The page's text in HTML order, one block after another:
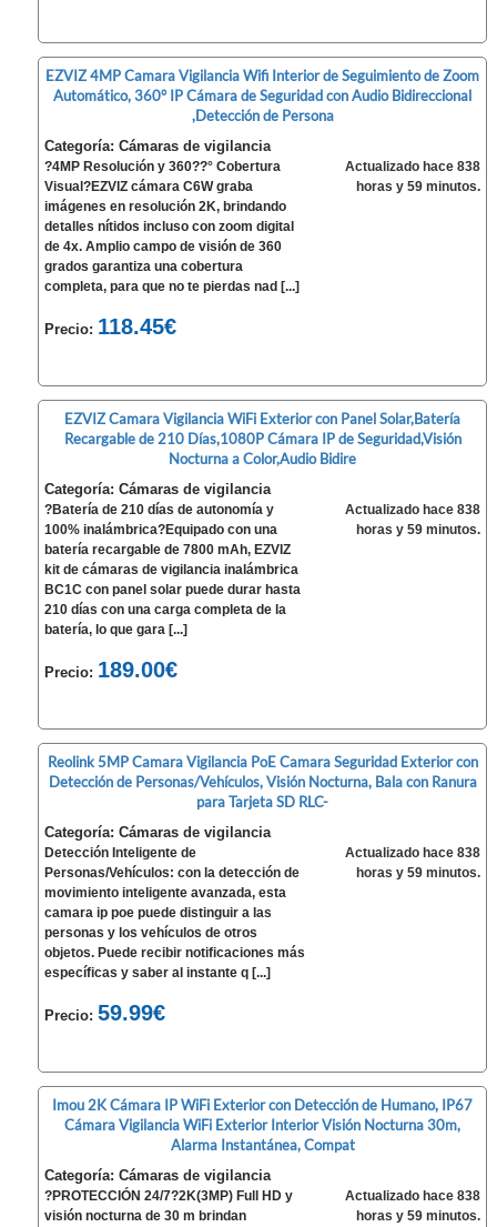
EZVIZ 4MP Camara Vigilancia Wifi Interior de Seguimiento de Zoom
Automático, 360° IP Cámara de Seguridad con Audio Bidireccional
,Detección de Persona
Categoría: Cámaras de vigilancia
?4MP Resolución y 360??° Cobertura
Visual?EZVIZ cámara C6W graba
imágenes en resolución 2K, brindando
detalles nítidos incluso con zoom digital
de 4x. Amplio campo de visión de 360
grados garantiza una cobertura
completa, para que no te pierdas nad [...]
Precio: 118.45€
Actualizado hace 838
horas y 59 minutos.
EZVIZ Camara Vigilancia WiFi Exterior con Panel Solar,Batería
Recargable de 210 Días,1080P Cámara IP de Seguridad,Visión
Nocturna a Color,Audio Bidire
Categoría: Cámaras de vigilancia
?Batería de 210 días de autonomía y
100% inalámbrica?Equipado con una
batería recargable de 7800 mAh, EZVIZ
kit de cámaras de vigilancia inalámbrica
BC1C con panel solar puede durar hasta
210 días con una carga completa de la
batería, lo que gara [...]
Precio: 189.00€
Actualizado hace 838
horas y 59 minutos.
Reolink 5MP Camara Vigilancia PoE Camara Seguridad Exterior con
Detección de Personas/Vehículos, Visión Nocturna, Bala con Ranura
para Tarjeta SD RLC-
Categoría: Cámaras de vigilancia
Detección Inteligente de
Personas/Vehículos: con la detección de
movimiento inteligente avanzada, esta
camara ip poe puede distinguir a las
personas y los vehículos de otros
objetos. Puede recibir notificaciones más
específicas y saber al instante q [...]
Precio:59.99€
Actualizado hace 838
horas y 59 minutos.
Imou 2K Cámara IP WiFi Exterior con Detección de Humano, IP67
Cámara Vigilancia WiFi Exterior Interior Visión Nocturna 30m,
Alarma Instantánea, Compat
Categoría: Cámaras de vigilancia
?PROTECCIÓN 24/7?2K(3MP) Full HD y
visión nocturna de 30 m brindan
Actualizado hace 838
horas y 59 minutos.